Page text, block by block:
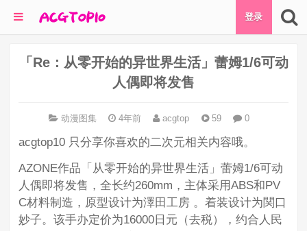
登录
「Re：从零开始的异世界生活」蕾姆1/6可动
人偶即将发售
动漫图集 4年前 acgtop 59 0
acgtop10 只分享你喜欢的二次元相关内容哦。
AZONE作品「从零开始的异世界生活」蕾姆1/6可动
人偶即将发售，全长约260mm，主体采用ABS和PV
C材料制造，原型设计为澤田工房 。着装设计为関口
妙子。该手办定价为16000日元（去税），约合人民